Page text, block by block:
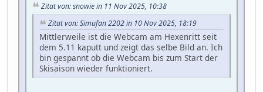
Zitat von: snowie in 11 Nov 2025, 10:38
Zitat von: Simufan 2202 in 10 Nov 2025, 18:19
Mittlerweile ist die Webcam am Hexenritt seit
dem 5.11 kaputt und zeigt das selbe Bild an. Ich
bin gespannt ob die Webcam bis zum Start der
Skisaison wieder funktioniert.